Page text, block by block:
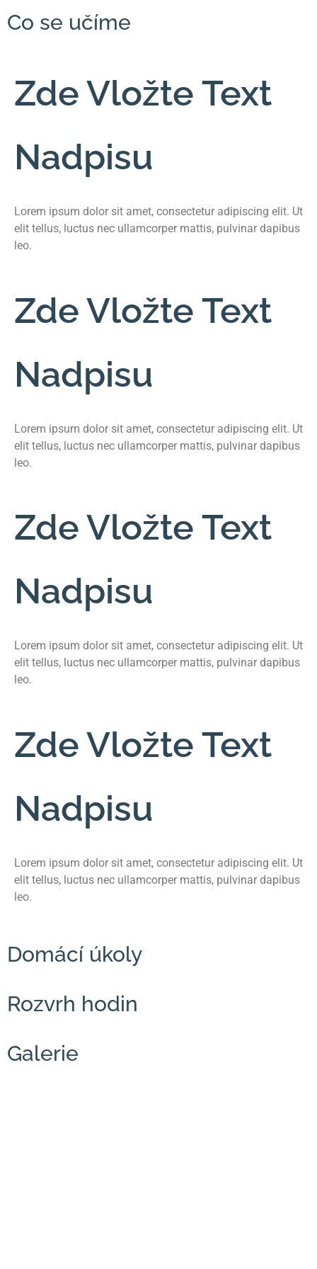
Co se učíme
Zde Vložte Text
Nadpisu
Lorem ipsum dolor sit amet, consectetur adipiscing elit. Ut
elit tellus, luctus nec ullamcorper mattis, pulvinar dapibus
leo.
Zde Vložte Text
Nadpisu
Lorem ipsum dolor sit amet, consectetur adipiscing elit. Ut
elit tellus, luctus nec ullamcorper mattis, pulvinar dapibus
leo.
Zde Vložte Text
Nadpisu
Lorem ipsum dolor sit amet, consectetur adipiscing elit. Ut
elit tellus, luctus nec ullamcorper mattis, pulvinar dapibus
leo.
Zde Vložte Text
Nadpisu
Lorem ipsum dolor sit amet, consectetur adipiscing elit. Ut
elit tellus, luctus nec ullamcorper mattis, pulvinar dapibus
leo.
Domácí úkoly
Rozvrh hodin
Galerie